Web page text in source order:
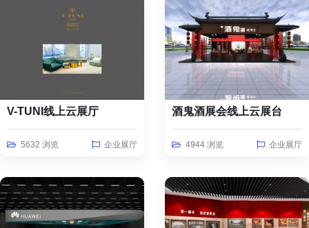
V-TUNI线上云展厅
5632 浏览 企业展厅
酒鬼酒展会线上云展台
4944 浏览 企业展厅